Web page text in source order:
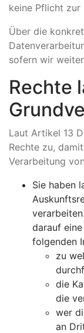
keine Pflicht zur
Über die
sofern wir
Rechte
Laut Artikel 13
Rechte zu,
Verarbeitung
Sie haben
darauf
folgenden
zu
die
die
wer
an